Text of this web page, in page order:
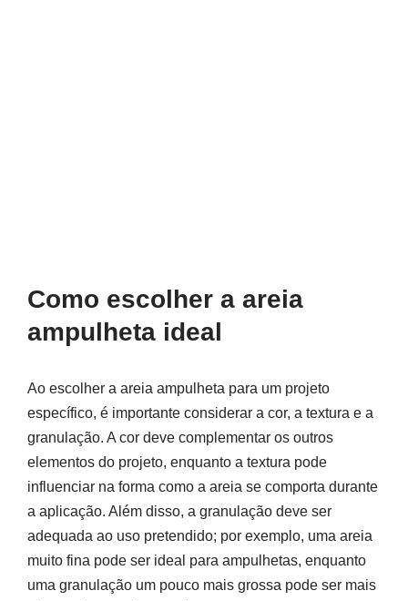
Como escolher a areia
ampulheta ideal
Ao escolher a areia ampulheta para um projeto
específico, é importante considerar a cor, a textura e a
granulação. A cor deve complementar os outros
elementos do projeto, enquanto a textura pode
influenciar na forma como a areia se comporta durante
a aplicação. Além disso, a granulação deve ser
adequada ao uso pretendido; por exemplo, uma areia
muito fina pode ser ideal para ampulhetas, enquanto
uma granulação um pouco mais grossa pode ser mais